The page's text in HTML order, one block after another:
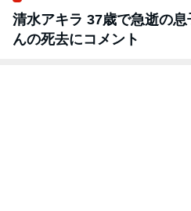
清水アキラ 37歳で急逝の息
んの死去にコメント